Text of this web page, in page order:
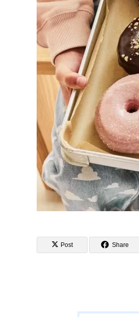
Post Share